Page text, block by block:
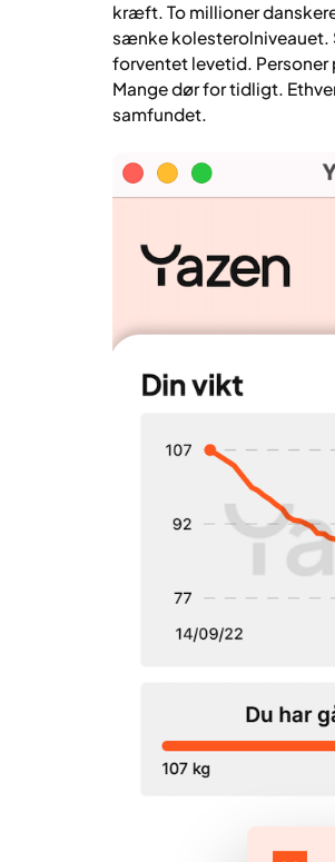
kræft. To millioner
sænke kolesterolniveauet.
forventet levetid. Personer
Mange dør for tidligt.
samfundet.